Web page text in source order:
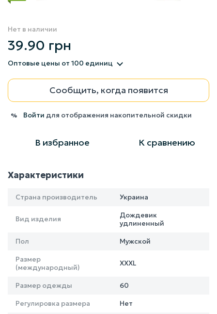
Нет в наличии
39.90 грн
Оптовые цены от 100 единиц
Сообщить, когда появится
% Войти для отображения накопительной скидки
В избранное К сравнению
Характеристики
Страна производитель Украина
Вид изделия
Дождевик
удлиненный
Пол Мужской
Размер
(международный)
XXXL
Размер одежды 60
Регулировка размера Нет